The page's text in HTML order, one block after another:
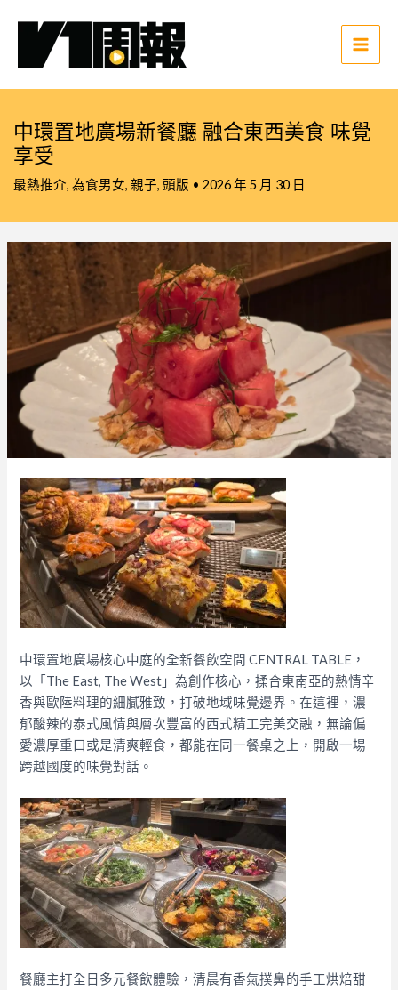
Main
中環置地廣場新餐廳 融合東西美食 味覺
享受
最熱推介, 為食男女, 親子, 頭版 • 2026 年 5 月 30 日
中環置地廣場核心中庭的全新餐飲空間 CENTRAL TABLE，
以「The East, The West」為創作核心，揉合東南亞的熱情辛
香與歐陸料理的細膩雅致，打破地域味覺邊界。在這裡，濃
郁酸辣的泰式風情與層次豐富的西式精工完美交融，無論偏
愛濃厚重口或是清爽輕食，都能在同一餐桌之上，開啟一場
跨越國度的味覺對話。
餐廳主打全日多元餐飲體驗，清晨有香氣撲鼻的手工烘焙甜